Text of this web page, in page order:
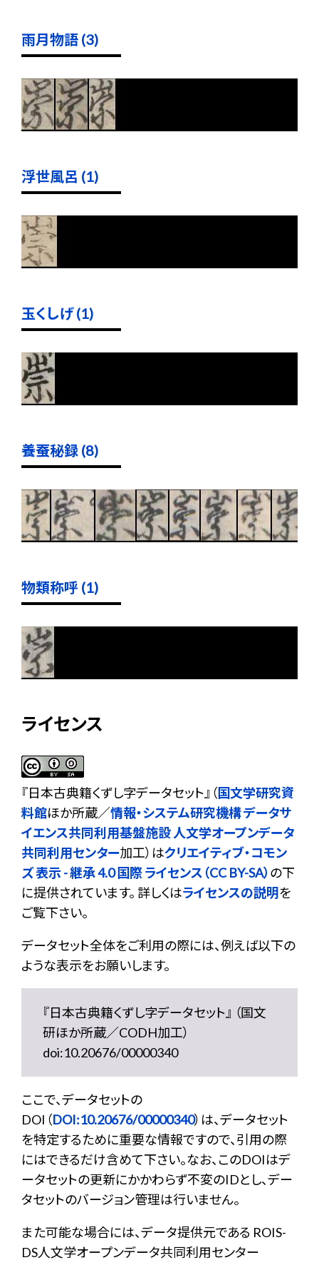
雨月物語 (3)
浮世風呂 (1)
玉くしげ (1)
養蚕秘録 (8)
物類称呼 (1)
ライセンス
『日本古典籍くずし字データセット 』（国文学研究資
料館ほか所蔵／情報・システム研究機構 データサ
イエンス共同利用基盤施設 人文学オープンデータ
共同利用センター加工）はクリエイティブ・コモン
ズ 表示 - 継承 4.0 国際 ライセンス（CC BY-SA） の下
に提供されています。 詳しくはライセンスの説明を
ご覧下さい。
データセット全体をご利用の際には、例えば以下の
ような表示をお願いします。
『日本古典籍くずし字データセット』 （国文
研ほか所蔵／CODH加工）
doi:10.20676/00000340
ここで、データセットの
DOI（DOI:10.20676/00000340）は、データセット
を特定するために重要な情報ですので、引用の際
にはできるだけ含めて下さい。なお、このDOIはデ
ータセットの更新にかかわらず不変のIDとし、デー
タセットのバージョン管理は行いません。
また可能な場合には、データ提供元である ROIS-
DS人文学オープンデータ共同利用センター